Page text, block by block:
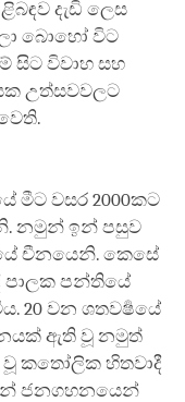
දැඩි ලෙස
බොහෝ විට
සිට විවාහ සහ
උත්සවවලට
මීට වසර 2000කට
නමුන් ඉන් පසුව
චීනයෙනි. කෙසේ
පාලක පන්තියේ
20 වන ශතවර්‍ෂයේ
ඇති වූ නමුත්
වූ කතෝලික හිතවාදී
ජනගහනයෙන්